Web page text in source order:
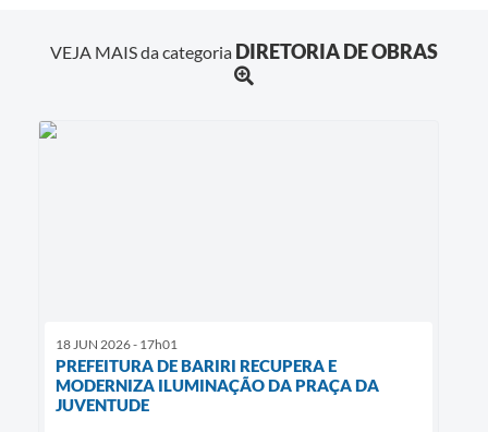
VEJA MAIS da categoria DIRETORIA DE OBRAS
18 JUN 2026 - 17h01
PREFEITURA DE BARIRI RECUPERA E
MODERNIZA ILUMINAÇÃO DA PRAÇA DA
JUVENTUDE